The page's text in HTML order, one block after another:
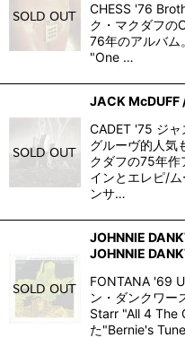
CHESS '76
ク・マクダフの
76年のアルバ
"One …
JACK McDUFF
CADET '75 ジ
グルーヴ的人気
クダフの75年作
インとエレピ/
ンサ…
JOHNNIE
JOHNNIE
FONTANA '69
ン・ダンクワー
Starr "All 4 The
た"Bernie's